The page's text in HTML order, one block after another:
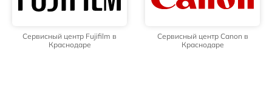
Сервисный центр Fujifilm в
Краснодаре
Сервисный центр Canon в
Краснодаре